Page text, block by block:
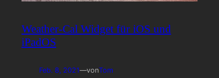
Weather-Cal Widget für iOS und
iPadOS
Feb. 8, 2021—vonTom